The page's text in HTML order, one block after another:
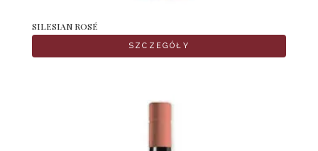
SILESIAN ROSÉ
SZCZEGÓŁY